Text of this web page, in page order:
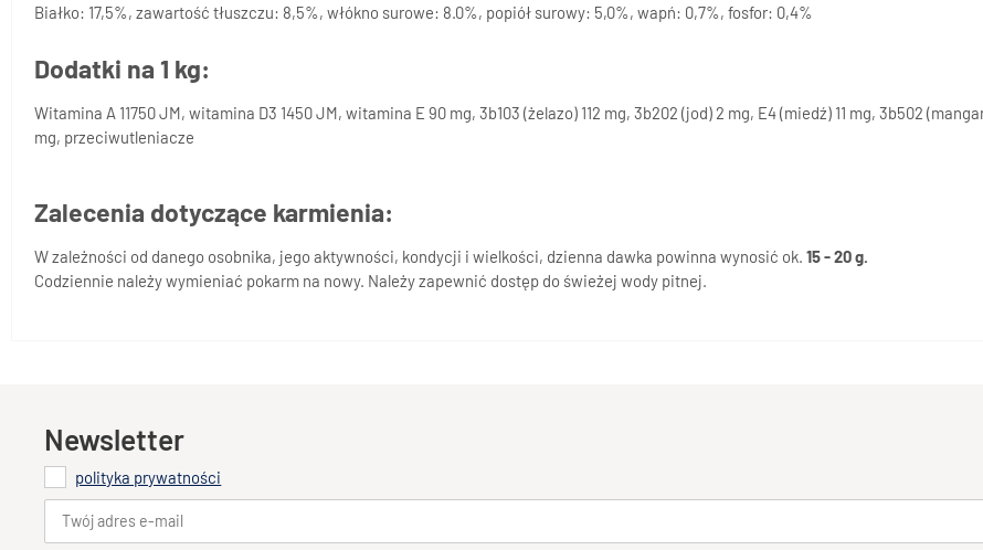
Białko: 17,5%, zawartość tłuszczu: 8,5%, włókno surowe: 8.0%, popiół surowy: 5,0%, wapń: 0,7%, fosfor: 0,4%
Dodatki na 1 kg:
Witamina A 11750 JM, witamina D3 1450 JM, witamina E 90 mg, 3b103 (żelazo) 112 mg, 3b202 (jod) 2 mg, E4 (miedź) 11 mg, 3b502
mg, przeciwutleniacze
Zalecenia dotyczące karmienia:
W zależności od danego osobnika, jego aktywności, kondycji i wielkości, dzienna dawka powinna wynosić ok. 15 - 20 g.
Codziennie należy wymieniać pokarm na nowy. Należy zapewnić dostęp do świeżej wody pitnej.
Newsletter
polityka prywatności